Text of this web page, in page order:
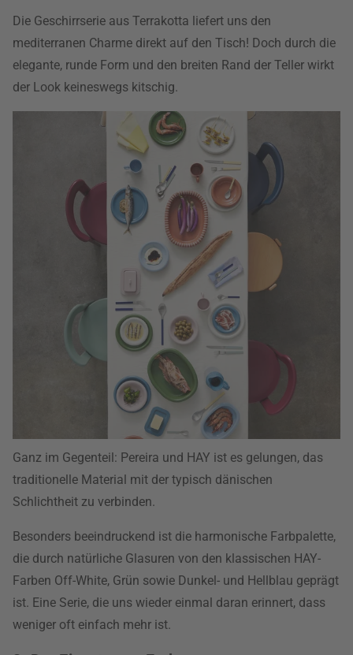
Die Geschirrserie aus Terrakotta liefert uns den
mediterranen Charme direkt auf den Tisch! Doch durch die
elegante, runde Form und den breiten Rand der Teller wirkt
der Look keineswegs kitschig.
Ganz im Gegenteil: Pereira und HAY ist es gelungen, das
traditionelle Material mit der typisch dänischen
Schlichtheit zu verbinden.
Besonders beeindruckend ist die harmonische Farbpalette,
die durch natürliche Glasuren von den klassischen HAY-
Farben Off-White, Grün sowie Dunkel- und Hellblau geprägt
ist. Eine Serie, die uns wieder einmal daran erinnert, dass
weniger oft einfach mehr ist.